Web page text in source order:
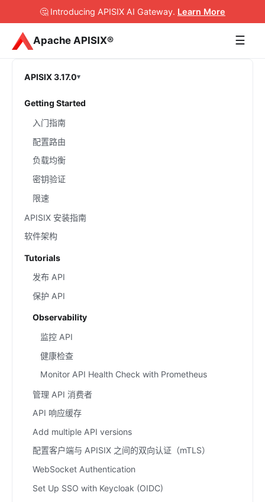
🤔 Introducing APISIX AI Gateway. Learn More
Apache APISIX® ☰
APISIX 3.17.0
Getting Started
入门指南
配置路由
负载均衡
密钥验证
限速
APISIX 安装指南
软件架构
Tutorials
发布 API
保护 API
Observability
监控 API
健康检查
Monitor API Health Check with Prometheus
管理 API 消费者
API 响应缓存
Add multiple API versions
配置客户端与 APISIX 之间的双向认证（mTLS）
WebSocket Authentication
Set Up SSO with Keycloak (OIDC)